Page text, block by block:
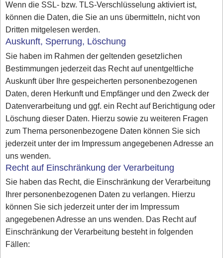
Wenn die SSL- bzw. TLS-Verschlüsselung aktiviert ist,
können die Daten, die Sie an uns übermitteln, nicht von
Dritten mitgelesen werden.
Auskunft, Sperrung, Löschung
Sie haben im Rahmen der geltenden gesetzlichen
Bestimmungen jederzeit das Recht auf unentgeltliche
Auskunft über Ihre gespeicherten personenbezogenen
Daten, deren Herkunft und Empfänger und den Zweck der
Datenverarbeitung und ggf. ein Recht auf Berichtigung oder
Löschung dieser Daten. Hierzu sowie zu weiteren Fragen
zum Thema personenbezogene Daten können Sie sich
jederzeit unter der im Impressum angegebenen Adresse an
uns wenden.
Recht auf Einschränkung der Verarbeitung
Sie haben das Recht, die Einschränkung der Verarbeitung
Ihrer personenbezogenen Daten zu verlangen. Hierzu
können Sie sich jederzeit unter der im Impressum
angegebenen Adresse an uns wenden. Das Recht auf
Einschränkung der Verarbeitung besteht in folgenden
Fällen: